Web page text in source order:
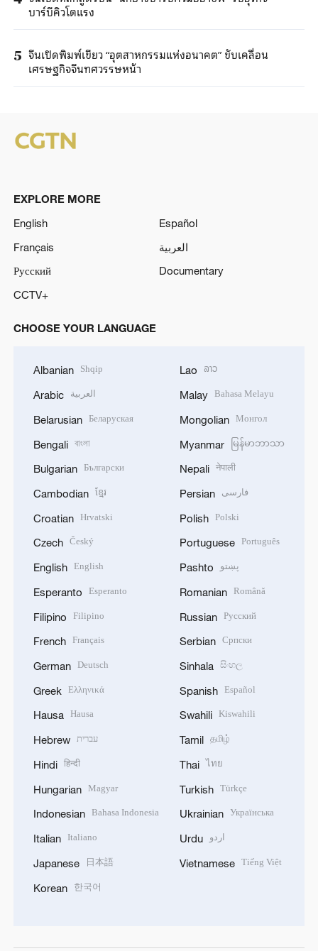
บาร์บีคิวโตแรง
5 จีนเปิดพิมพ์เขียว “อุตสาหกรรมแห่งอนาคต” ขับเคลื่อน
เศรษฐกิจจีนทศวรรษหน้า
EXPLORE MORE
English
Español
Français
العربية
Русский
Documentary
CCTV+
CHOOSE YOUR LANGUAGE
Albanian Shqip
Arabic العربية
Belarusian Беларуская
Bengali বাংলা
Bulgarian Български
Cambodian ខ្មែរ
Croatian Hrvatski
Czech Český
English English
Esperanto Esperanto
Filipino Filipino
French Français
German Deutsch
Greek Ελληνικά
Hausa Hausa
Hebrew עברית
Hindi हिन्दी
Hungarian Magyar
Indonesian Bahasa Indonesia
Italian Italiano
Japanese 日本語
Korean 한국어
Lao ລາວ
Malay Bahasa Melayu
Mongolian Монгол
Myanmar မြန်မာဘာသာ
Nepali नेपाली
Persian فارسی
Polish Polski
Portuguese Português
Pashto پښتو
Romanian Română
Russian Русский
Serbian Српски
Sinhala සිංහල
Spanish Español
Swahili Kiswahili
Tamil தமிழ்
Thai ไทย
Turkish Türkçe
Ukrainian Українська
Urdu اردو
Vietnamese Tiếng Việt